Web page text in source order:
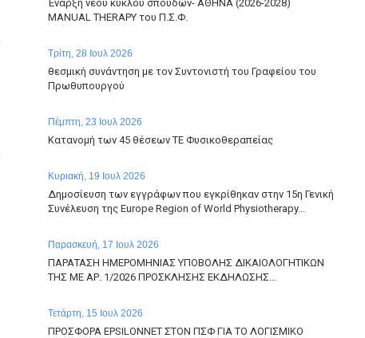
Έναρξη νέου κύκλου σπουδών- ΑΘΗΝΑ (2026-2028)
MANUAL THERAPY του Π.Σ.Φ.
Τρίτη, 28 Ιουλ 2026
θεσμική συνάντηση με τον Συντονιστή του Γραφείου του
Πρωθυπουργού
Πέμπτη, 23 Ιουλ 2026
Κατανομή των 45 θέσεων ΤΕ Φυσικοθεραπείας
Κυριακή, 19 Ιουλ 2026
Δημοσίευση των εγγράφων που εγκρίθηκαν στην 15η Γενική
Συνέλευση της Europe Region of World Physiotherapy...
Παρασκευή, 17 Ιουλ 2026
ΠΑΡΑΤΑΣΗ ΗΜΕΡΟΜΗΝΙΑΣ ΥΠΟΒΟΛΗΣ ΔΙΚΑΙΟΛΟΓΗΤΙΚΩΝ
ΤΗΣ ΜΕ ΑΡ. 1/2026 ΠΡΟΣΚΛΗΣΗΣ ΕΚΔΗΛΩΣΗΣ...
Τετάρτη, 15 Ιουλ 2026
ΠΡΟΣΦΟΡΑ EPSILONNET ΣΤΟΝ ΠΣΦ ΓΙΑ ΤΟ ΛΟΓΙΣΜΙΚΟ